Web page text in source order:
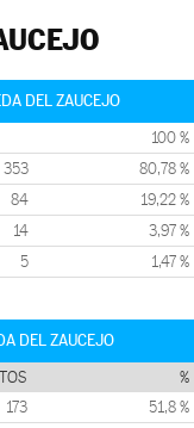
DEL ZAUCEJO
100 %
353 80,78 %
84 19,22 %
14 3,97 %
5 1,47 %
DEL ZAUCEJO
%
173 51,8 %